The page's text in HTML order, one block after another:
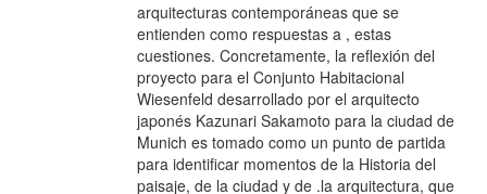
arquitecturas contemporáneas que se
entienden como respuestas a , estas
cuestiones. Concretamente, la reflexión del
proyecto para el Conjunto Habitacional
Wiesenfeld desarrollado por el arquitecto
japonés Kazunari Sakamoto para la ciudad de
Munich es tomado como un punto de partida
para identificar momentos de la Historia del
paisaje, de la ciudad y de .la arquitectura, que